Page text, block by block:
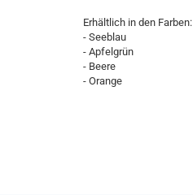
Erhältlich in den Farben:
- Seeblau
- Apfelgrün
- Beere
- Orange